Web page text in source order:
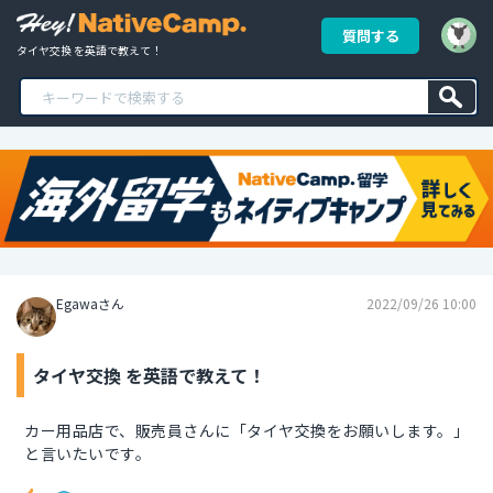
タイヤ交換 を英語で教えて！
質問する
Egawaさん 2022/09/26 10:00
タイヤ交換 を英語で教えて！
カー用品店で、販売員さんに「タイヤ交換をお願いします。」
と言いたいです。